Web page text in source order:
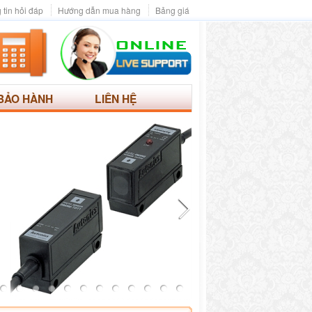
Bảng giá
Hướng dẫn mua hàng
tin hỏi đáp
HÀNH LIÊN HỆ